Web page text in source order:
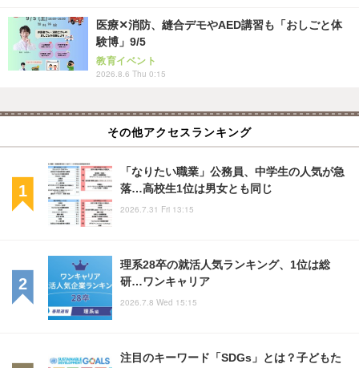
医療✕消防、縫合デモやAED講習も「おしごと体
験博」9/5
教育イベント
2026.8.6 Thu 0:15
その他アクセスランキング
「なりたい職業」公務員、中学生の人気が急
落…高校生1位は男女とも同じ
2026.7.31 Fri 13:15
理系28卒の就活人気ランキング、1位は総
研…ワンキャリア
2026.7.8 Wed 15:15
注目のキーワード「SDGs」とは？子どもた